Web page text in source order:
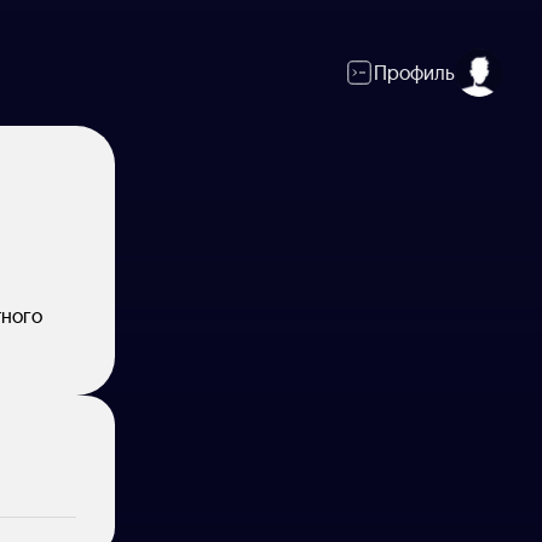
Профиль